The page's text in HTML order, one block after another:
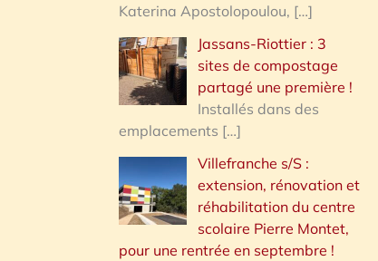
Katerina Apostolopoulou, […]
Jassans-Riottier : 3
sites de compostage
partagé une première !
Installés dans des
emplacements […]
Villefranche s/S :
extension, rénovation et
réhabilitation du centre
scolaire Pierre Montet,
pour une rentrée en septembre !